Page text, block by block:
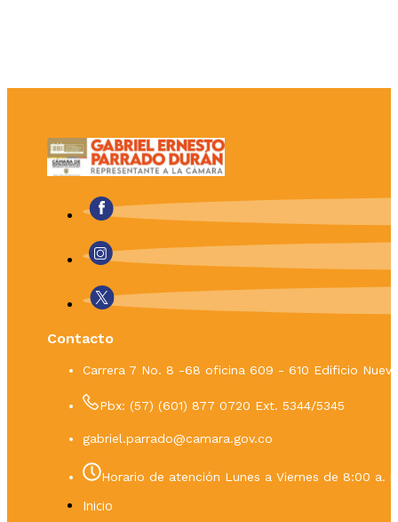
Contacto
Carrera 7 No. 8 -68 oficina 609 - 610 Edificio
Pbx: (57) (601) 877 0720 Ext. 5344/5345
gabriel.parrado@camara.gov.co
Horario de atención Lunes a Viernes de 8:00 a.
Inicio